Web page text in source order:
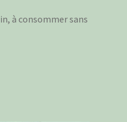
à consommer sans